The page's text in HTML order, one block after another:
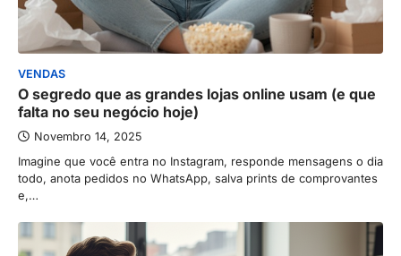
VENDAS
O segredo que as grandes lojas online usam (e que
falta no seu negócio hoje)
Novembro 14, 2025
Imagine que você entra no Instagram, responde mensagens o dia
todo, anota pedidos no WhatsApp, salva prints de comprovantes
e,…